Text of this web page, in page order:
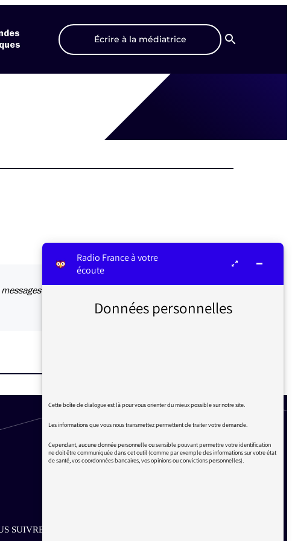
Écrire à la médiatrice
Recherche
SUIVRE SUR LES RÉSEAUX
Radio France à votre
écoute
Données personnelles
Cette boîte de dialogue est là pour vous orienter du mieux possible sur notre site.
Les informations que vous nous transmettez permettent de traiter votre demande.
Cependant, aucune donnée personnelle ou sensible pouvant permettre votre identification
ne doit être communiquée dans cet outil (comme par exemple des informations sur votre état
de santé, vos coordonnées bancaires, vos opinions ou convictions personnelles).